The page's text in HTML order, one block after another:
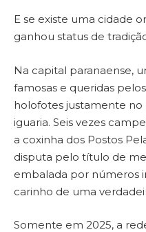
E se existe uma cidade
ganhou status de
Na capital paranaense,
famosas e queridas
holofotes justamente no
iguaria. Seis vezes
a coxinha dos Postos
disputa pelo título de
embalada por números
carinho de uma
Somente em 2025, a